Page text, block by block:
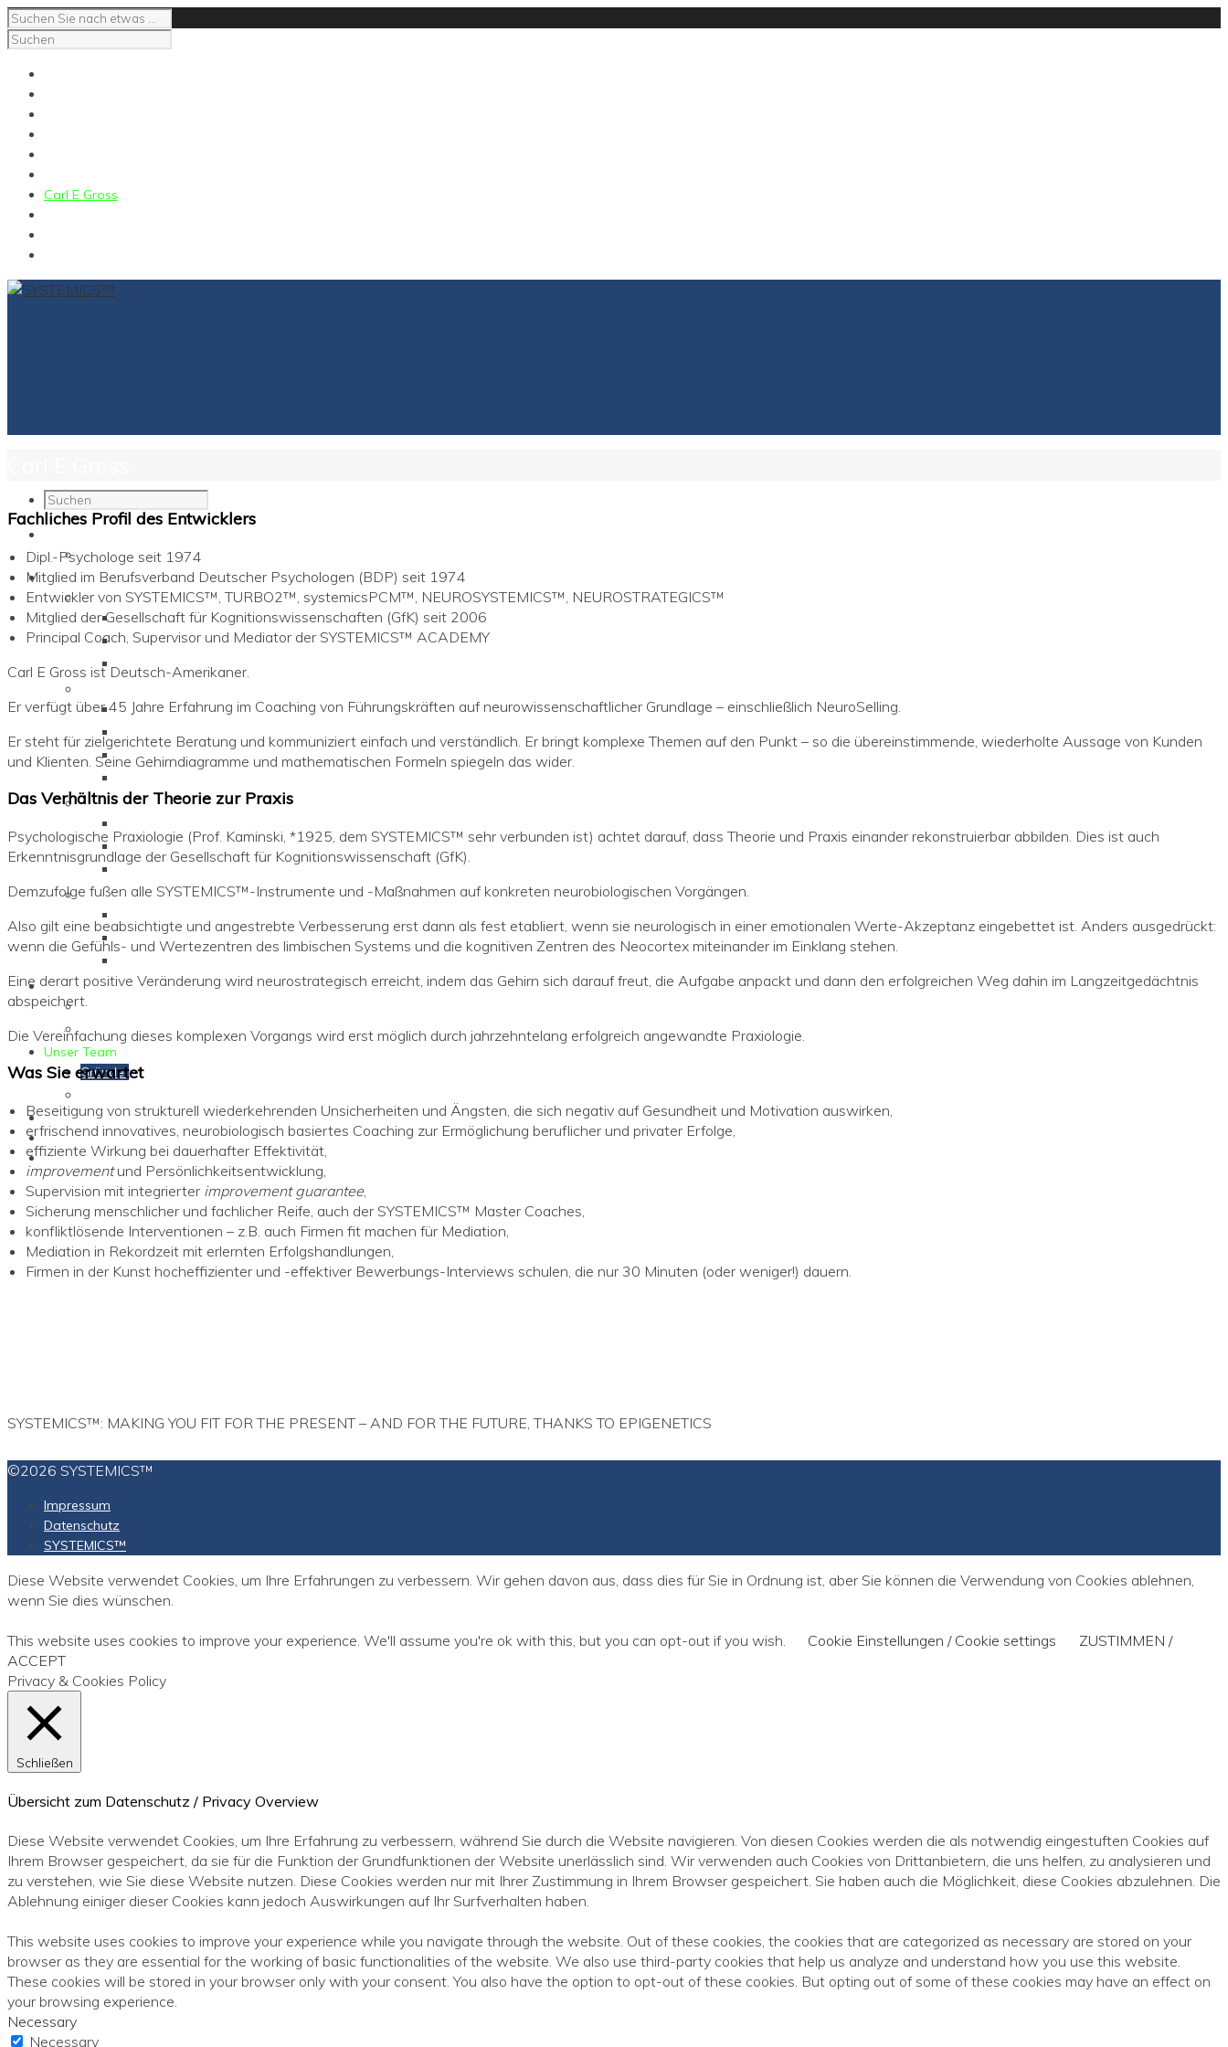
Carl E Gross
SYSTEMICS™ @ YouTube
Programme
Für Einzelpersonen
Brain Models
Diagramm Sozialen Lernerns
TURBO2™ Compact Training
Neuro Coaching
TURBO2™ Compact Training
Für Coaches
Vintage Coaches
Neuro-Persönlichkeiten
1-2-3 Training
Trainingsablauf „1-2-3“
Termine
Compact Training
Abschluss Training
Unser Team
Gründer
Kontakt
Fachliches Profil des Entwicklers
Dipl.-Psychologe seit 1974
Mitglied im Berufsverband Deutscher Psychologen (BDP) seit 1974
Entwickler von SYSTEMICS™, TURBO2™, systemicsPCM™, NEUROSYSTEMICS™, NEUROSTRATEGICS™
Mitglied der Gesellschaft für Kognitionswissenschaften (GfK) seit 2006
Principal Coach, Supervisor und Mediator der SYSTEMICS™ ACADEMY
Carl E Gross ist Deutsch-Amerikaner.
Er verfügt über 45 Jahre Erfahrung im Coaching von Führungskräften auf neurowissenschaftlicher Grundlage – einschließlich NeuroSelling.
Er steht für zielgerichtete Beratung und kommuniziert einfach und verständlich. Er bringt komplexe Themen auf den Punkt – so die übereinstimmende, wiederholte Aussage von Kunden
und Klienten. Seine Gehirndiagramme und mathematischen Formeln spiegeln das wider.
Das Verhältnis der Theorie zur Praxis
Psychologische Praxiologie (Prof. Kaminski, *1925, dem SYSTEMICS™ sehr verbunden ist) achtet darauf, dass Theorie und Praxis einander rekonstruierbar abbilden. Dies ist auch
Erkenntnisgrundlage der Gesellschaft für Kognitionswissenschaft (GfK).
Demzufolge fußen alle SYSTEMICS™-Instrumente und -Maßnahmen auf konkreten neurobiologischen Vorgängen.
Also gilt eine beabsichtigte und angestrebte Verbesserung erst dann als fest etabliert, wenn sie neurologisch in einer emotionalen Werte-Akzeptanz eingebettet ist. Anders ausgedrückt:
wenn die Gefühls- und Wertezentren des limbischen Systems und die kognitiven Zentren des Neocortex miteinander im Einklang stehen.
Eine derart positive Veränderung wird neurostrategisch erreicht, indem das Gehirn sich darauf freut, die Aufgabe anpackt und dann den erfolgreichen Weg dahin im Langzeitgedächtnis
abspeichert.
Die Vereinfachung dieses komplexen Vorgangs wird erst möglich durch jahrzehntelang erfolgreich angewandte Praxiologie.
Was Sie erwartet
Beseitigung von strukturell wiederkehrenden Unsicherheiten und Ängsten, die sich negativ auf Gesundheit und Motivation auswirken,
erfrischend innovatives, neurobiologisch basiertes Coaching zur Ermöglichung beruflicher und privater Erfolge,
effiziente Wirkung bei dauerhafter Effektivität,
improvementund Persönlichkeitsentwicklung,
Supervision mit integrierter improvement guarantee,
Sicherung menschlicher und fachlicher Reife, auch der SYSTEMICS™ Master Coaches,
konfliktlösende Interventionen – z.B. auch Firmen fit machen für Mediation,
Mediation in Rekordzeit mit erlernten Erfolgshandlungen,
Firmen in der Kunst hocheffizienter und -effektiver Bewerbungs-Interviews schulen, die nur 30 Minuten (oder weniger!) dauern.
SYSTEMICS™: MAKING YOU FIT FOR THE PRESENT – AND FOR THE FUTURE, THANKS TO EPIGENETICS
©2026 SYSTEMICS™
Impressum
Datenschutz
SYSTEMICS™
Diese Website verwendet Cookies, um Ihre Erfahrungen zu verbessern. Wir gehen davon aus, dass dies für Sie in Ordnung ist, aber Sie können die Verwendung von Cookies ablehnen,
wenn Sie dies wünschen.
This website uses cookies to improve your experience. We'll assume you're ok with this, but you can opt-out if you wish. Cookie Einstellungen / Cookie settings
ZUSTIMMEN /
ACCEPT
Privacy & Cookies Policy
Schließen
Übersicht zum Datenschutz / Privacy Overview
Diese Website verwendet Cookies, um Ihre Erfahrung zu verbessern, während Sie durch die Website navigieren. Von diesen Cookies werden die als notwendig eingestuften Cookies auf
Ihrem Browser gespeichert, da sie für die Funktion der Grundfunktionen der Website unerlässlich sind. Wir verwenden auch Cookies von Drittanbietern, die uns helfen, zu analysieren und
zu verstehen, wie Sie diese Website nutzen. Diese Cookies werden nur mit Ihrer Zustimmung in Ihrem Browser gespeichert. Sie haben auch die Möglichkeit, diese Cookies abzulehnen. Die
Ablehnung einiger dieser Cookies kann jedoch Auswirkungen auf Ihr Surfverhalten haben.
This website uses cookies to improve your experience while you navigate through the website. Out of these cookies, the cookies that are categorized as necessary are stored on your
browser as they are essential for the working of basic functionalities of the website. We also use third-party cookies that help us analyze and understand how you use this website.
These cookies will be stored in your browser only with your consent. You also have the option to opt-out of these cookies. But opting out of some of these cookies may have an effect on
your browsing experience.
Necessary
Necessary